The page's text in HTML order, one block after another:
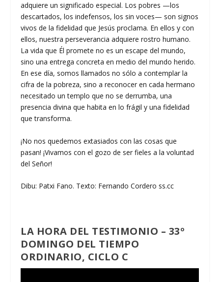
adquiere un significado especial. Los pobres —los
descartados, los indefensos, los sin voces— son signos
vivos de la fidelidad que Jesús proclama. En ellos y con
ellos, nuestra perseverancia adquiere rostro humano.
La vida que Él promete no es un escape del mundo,
sino una entrega concreta en medio del mundo herido.
En ese día, somos llamados no sólo a contemplar la
cifra de la pobreza, sino a reconocer en cada hermano
necesitado un templo que no se derrumba, una
presencia divina que habita en lo frágil y una fidelidad
que transforma.
¡No nos quedemos extasiados con las cosas que
pasan! ¡Vivamos con el gozo de ser fieles a la voluntad
del Señor!
Dibu: Patxi Fano. Texto: Fernando Cordero ss.cc
LA HORA DEL TESTIMONIO – 33º
DOMINGO DEL TIEMPO
ORDINARIO, CICLO C